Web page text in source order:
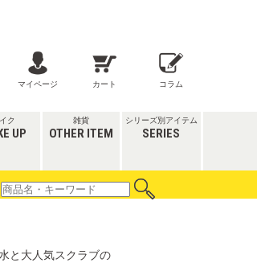
マイページ カート コラム
ク
UP
雑貨
OTHER ITEM
シリーズ別アイテム
SERIES
と大人気スクラブの